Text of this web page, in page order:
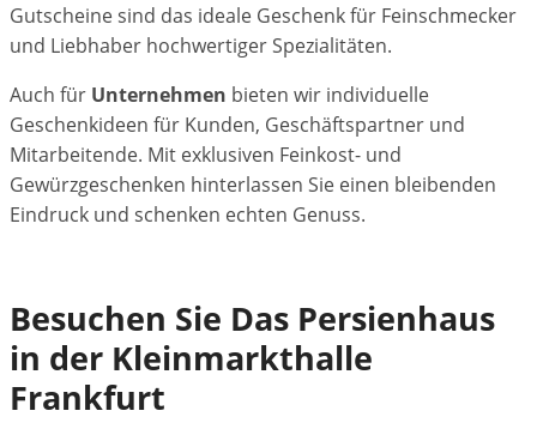
Gutscheine sind das ideale Geschenk für Feinschmecker
und Liebhaber hochwertiger Spezialitäten.
Auch für Unternehmen bieten wir individuelle
Geschenkideen für Kunden, Geschäftspartner und
Mitarbeitende. Mit exklusiven Feinkost- und
Gewürzgeschenken hinterlassen Sie einen bleibenden
Eindruck und schenken echten Genuss.
Besuchen Sie Das Persienhaus
in der Kleinmarkthalle
Frankfurt